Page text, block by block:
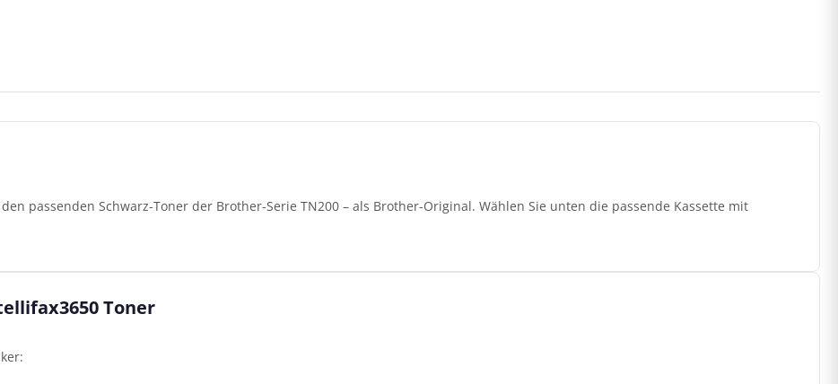
passenden Schwarz-Toner der Brother-Serie TN200 – als Brother-Original. Wählen Sie unten die passende Kassette mit
Toner